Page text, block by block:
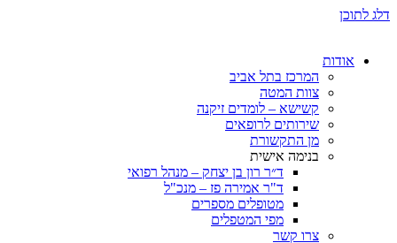
המרכז בתל אביב
צוות המטה
קשישא – לומדים זיקנה
שירותים לרופאים
מן התקשורת
בנימה אישית
ד״ר רון בן יצחק – מנהל רפואי
ד"ר אמירה פז – מנכ"ל
מטופלים מספרים
מפי המטפלים